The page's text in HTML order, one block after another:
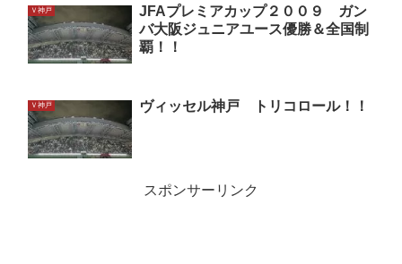
Ｖ神戸
JFAプレミアカップ２００９ ガン
バ大阪ジュニアユース優勝＆全国制
覇！！
Ｖ神戸 ヴィッセル神戸 トリコロール！！
スポンサーリンク